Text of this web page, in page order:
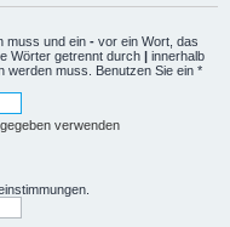
muss und ein - vor ein Wort, das
Wörter getrennt durch | innerhalb
werden muss. Benutzen Sie ein *
verwenden